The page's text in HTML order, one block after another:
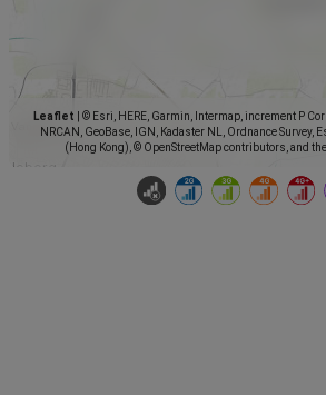
Leaflet
© Esri, HERE, Garmin, Intermap, increment P
NRCAN, GeoBase, IGN, Kadaster NL, Ordnance Survey,
(Hong Kong), © OpenStreetMap contributors, and